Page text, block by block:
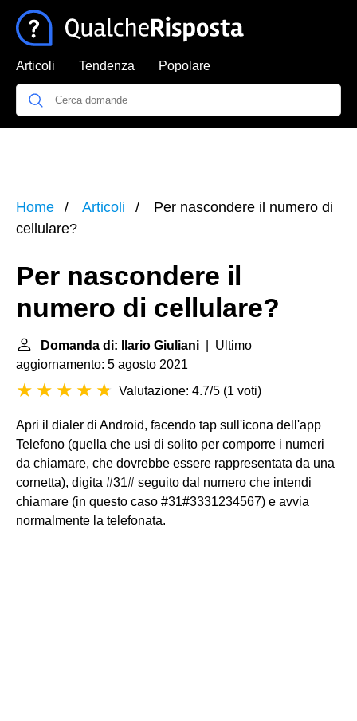
Articoli Tendenza Popolare
Home Articoli
Per nascondere il numero di
cellulare?
Per nascondere il
numero di cellulare?
Domanda di: Ilario Giuliani | Ultimo
aggiornamento: 5 agosto 2021
Valutazione: 4.7/5 (1 voti)
Apri il dialer di Android, facendo tap sull'icona dell'app
Telefono (quella che usi di solito per comporre i numeri
da chiamare, che dovrebbe essere rappresentata da una
cornetta), digita #31# seguito dal numero che intendi
chiamare (in questo caso #31#3331234567) e avvia
normalmente la telefonata.